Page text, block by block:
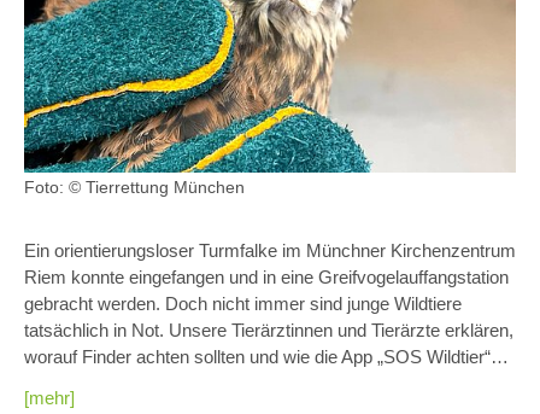
Foto: © Tierrettung München
Ein orientierungsloser Turmfalke im Münchner Kirchenzentrum
Riem konnte eingefangen und in eine Greifvogelauffangstation
gebracht werden. Doch nicht immer sind junge Wildtiere
tatsächlich in Not. Unsere Tierärztinnen und Tierärzte erklären,
worauf Finder achten sollten und wie die App „SOS Wildtier“…
[mehr]